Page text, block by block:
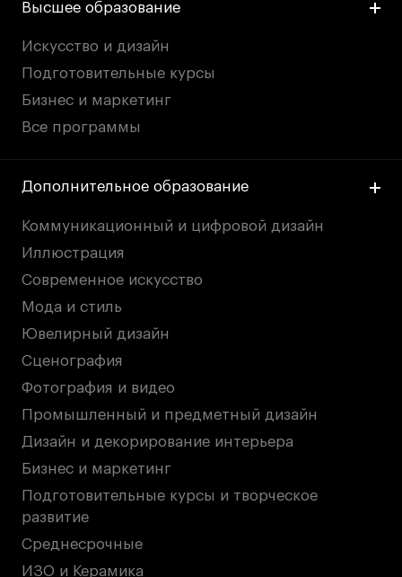
Высшее образование
Искусство и дизайн
Подготовительные курсы
Бизнес и маркетинг
Все программы
Дополнительное образование
Коммуникационный и цифровой дизайн
Иллюстрация
Современное искусство
Мода и стиль
Ювелирный дизайн
Сценография
Фотография и видео
Промышленный и предметный дизайн
Дизайн и декорирование интерьера
Бизнес и маркетинг
Подготовительные курсы и творческое
развитие
Среднесрочные
ИЗО и Керамика